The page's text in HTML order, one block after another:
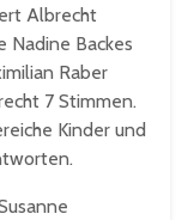
Albrecht
Nadine Backes
Raber
7 Stimmen.
Kinder und